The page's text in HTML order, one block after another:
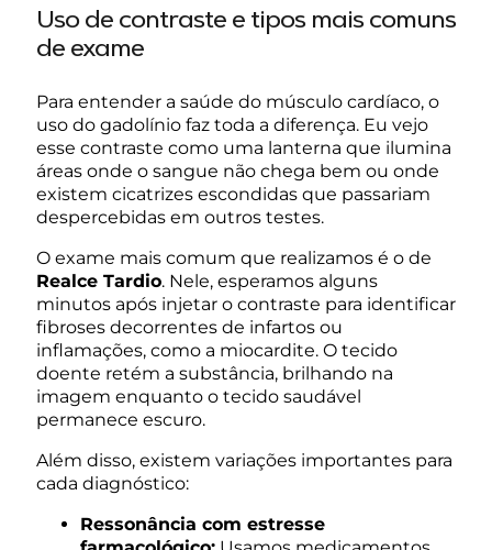
Uso de contraste e tipos mais comuns
de exame
Para entender a saúde do músculo cardíaco, o
uso do gadolínio faz toda a diferença. Eu vejo
esse contraste como uma lanterna que ilumina
áreas onde o sangue não chega bem ou onde
existem cicatrizes escondidas que passariam
despercebidas em outros testes.
O exame mais comum que realizamos é o de
Realce Tardio. Nele, esperamos alguns
minutos após injetar o contraste para identificar
fibroses decorrentes de infartos ou
inflamações, como a miocardite. O tecido
doente retém a substância, brilhando na
imagem enquanto o tecido saudável
permanece escuro.
Além disso, existem variações importantes para
cada diagnóstico:
Ressonância com estresse